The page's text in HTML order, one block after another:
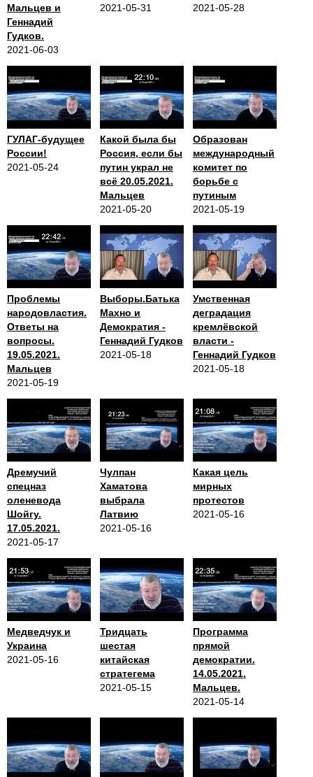
Мальцев и
Геннадий
Гудков.
2021-06-03
2021-05-31
2021-05-28
ГУЛАГ-будущее
России!
2021-05-24
Какой была бы
Россия, если бы
путин украл не
всё 20.05.2021.
Мальцев
2021-05-20
Образован
международный
комитет по
борьбе с
путиным
2021-05-19
Проблемы
народовластия.
Ответы на
вопросы.
19.05.2021.
Мальцев
2021-05-19
Выборы.Батька
Махно и
Демократия -
Геннадий Гудков
2021-05-18
Умственная
деградация
кремлёвской
власти -
Геннадий Гудков
2021-05-18
Дремучий
спецназ
оленевода
Шойгу.
17.05.2021.
2021-05-17
Чулпан
Хаматова
выбрала
Латвию
2021-05-16
Какая цель
мирных
протестов
2021-05-16
Медведчук и
Украина
2021-05-16
Тридцать
шестая
китайская
стратегема
2021-05-15
Программа
прямой
демократии.
14.05.2021.
Мальцев.
2021-05-14